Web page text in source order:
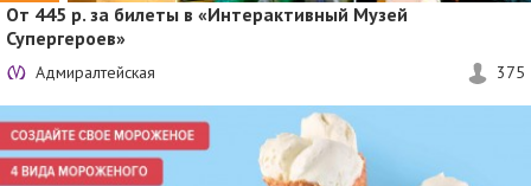
От 445 р. за билеты в «Интерактивный Музей
Супергероев»
Адмиралтейская 375